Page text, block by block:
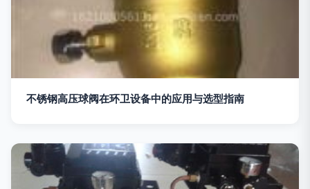
不锈钢高压球阀在环卫设备中的应用与选型指南